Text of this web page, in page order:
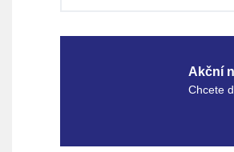
Akční
Chcete